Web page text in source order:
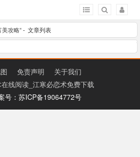
美攻略“ - 文章列表
免责声明
关于我们
线阅读_江寒必恋术免费下载
号：苏ICP备19064772号